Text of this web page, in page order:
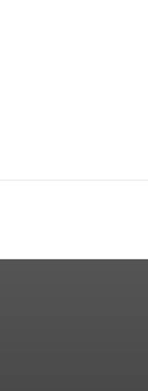
липчан
во